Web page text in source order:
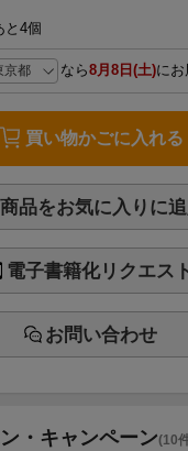
と 4個
なら8月8日(土)にお
買い物かごに入れる
商品をお気に入りに
電子書籍化リクエス
お問い合わせ
・キャンペーン(10